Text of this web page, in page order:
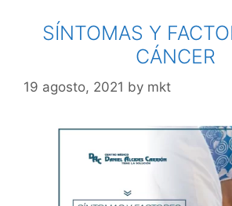
SÍNTOMAS Y
CÁNCER
19 agosto, 2021 by mkt